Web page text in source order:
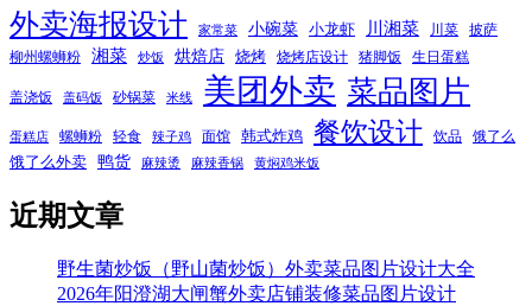
外卖海报设计 家常菜 小碗菜 小龙虾 川湘菜 川菜
披萨
柳州螺蛳粉
湘菜 炒饭 烘焙店 烧烤 烧烤店设计 猪脚饭 生日蛋糕
盖浇饭 盖码饭 砂锅菜 米线 美团外卖 菜品图片
蛋糕店 螺蛳粉 轻食 辣子鸡 面馆 韩式炸鸡 餐饮设计 饮品 饿了么
饿了么外卖 鸭货 麻辣烫 麻辣香锅 黄焖鸡米饭
近期文章
野生菌炒饭（野山菌炒饭）外卖菜品图片设计大全
2026年阳澄湖大闸蟹外卖店铺装修菜品图片设计